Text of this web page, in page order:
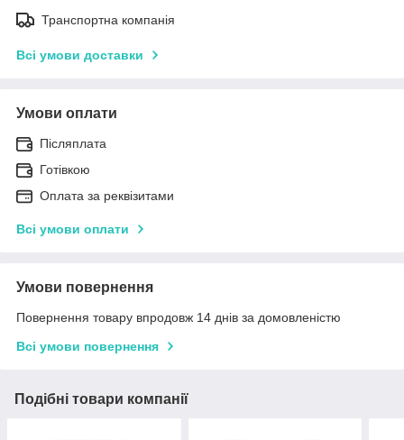
Транспортна компанія
Всі умови доставки
Умови оплати
Післяплата
Готівкою
Оплата за реквізитами
Всі умови оплати
Умови повернення
Повернення товару впродовж 14 днів за домовленістю
Всі умови повернення
Подібні товари компанії